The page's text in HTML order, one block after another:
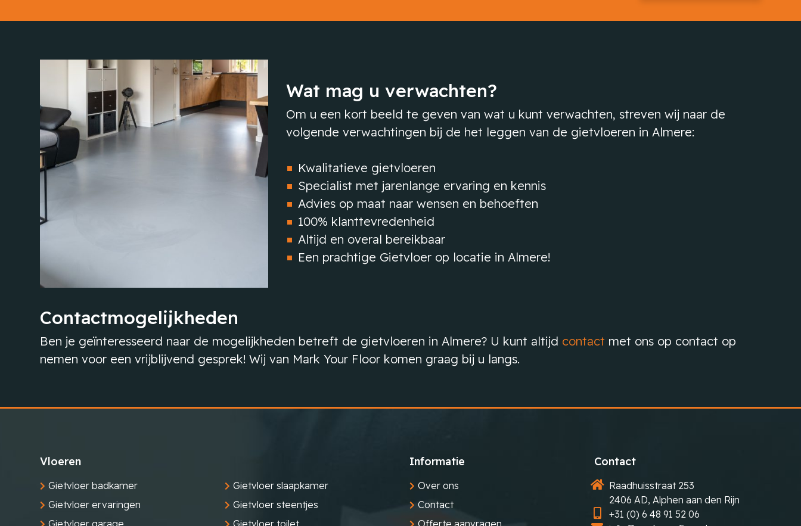
Wat mag u verwachten?
Om u een kort beeld te geven van wat u kunt verwachten, streven wij naar de
volgende verwachtingen bij de het leggen van de gietvloeren in Almere:
Kwalitatieve gietvloeren
Specialist met jarenlange ervaring en kennis
Advies op maat naar wensen en behoeften
100% klanttevredenheid
Altijd en overal bereikbaar
Een prachtige Gietvloer op locatie in Almere!
Contactmogelijkheden
Ben je geïnteresseerd naar de mogelijkheden betreft de gietvloeren in Almere? U kunt altijd contact met ons op contact op
nemen voor een vrijblijvend gesprek! Wij van Mark Your Floor komen graag bij u langs.
Vloeren
Gietvloer badkamer
Gietvloer ervaringen
Gietvloer slaapkamer
Gietvloer steentjes
Informatie
Over ons
Contact
Contact
Raadhuisstraat 253
2406 AD, Alphen aan den Rijn
+31 (0) 6 48 91 52 06